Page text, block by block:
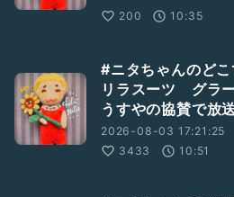
200
10:35
#ニタちゃんのど
リラスーツ グラ
うすやの協賛で放
2026-08-03 17:21:25
3433
10:51